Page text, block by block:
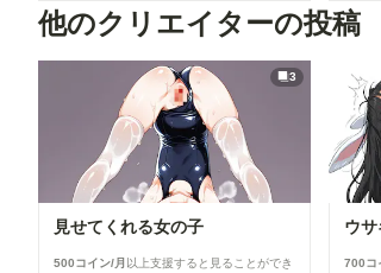
他のクリエイターの投稿
3
見せてくれる女の子
500コイン/月 以上支援すると見ることができ
ウ
700コ